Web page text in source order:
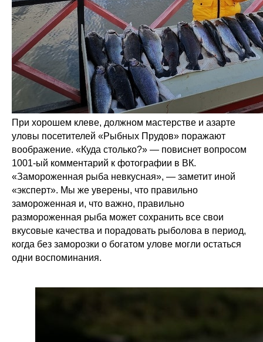
При хорошем клеве, должном мастерстве и азарте
уловы посетителей «Рыбных Прудов» поражают
воображение. «Куда столько?» — повиснет вопросом
1001-ый комментарий к фотографии в ВК.
«Замороженная рыба невкусная», — заметит иной
«эксперт». Мы же уверены, что правильно
замороженная и, что важно, правильно
размороженная рыба может сохранить все свои
вкусовые качества и порадовать рыболова в период,
когда без заморозки о богатом улове могли остаться
одни воспоминания.